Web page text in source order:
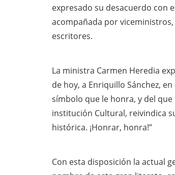
expresado su desacuerdo con
acompañada por
escritores.
La ministra Carmen Heredia
de hoy, a Enriquillo Sánchez,
símbolo que le honra, y del
institución Cultural, reivindica
histórica. ¡Honrar, honra!”
Con esta disposición la actual